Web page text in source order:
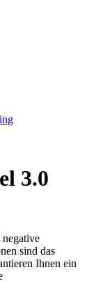
3.0
sind das
Ihnen ein